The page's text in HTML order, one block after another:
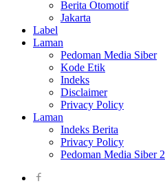
Berita Otomotif
Jakarta
Label
Laman
Pedoman Media Siber
Kode Etik
Indeks
Disclaimer
Privacy Policy
Laman
Indeks Berita
Privacy Policy
Pedoman Media Siber 2